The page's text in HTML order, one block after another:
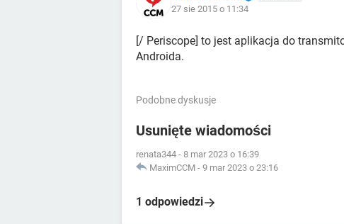
27 sie 2015 o 11:34
[/ Periscope] to jest aplikacja do
Androida.
Podobne dyskusje
Usunięte wiadomości
renata344 - 8 mar 2023 o 16:39
MaximCCM - 9 mar 2023 o 23:16
1 odpowiedzi